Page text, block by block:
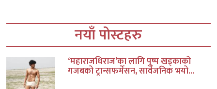
नयाँ पोस्टहरु
‘महाराजधिराज’का लागि पुष्प खड्काको
गजबको ट्रान्सफर्मेसन, सार्वजनिक भयो...